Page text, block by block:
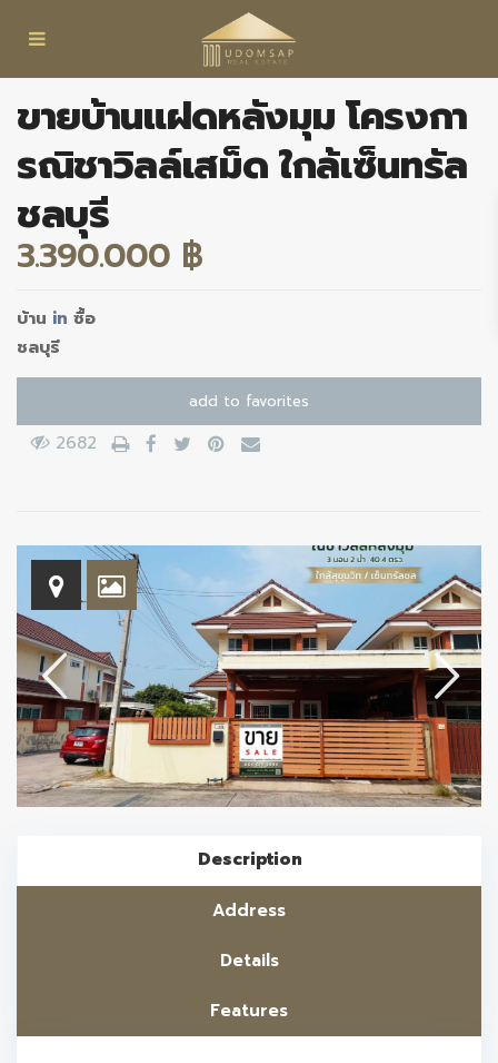
ขายบ้านแฝดหลังมุม โครงกา
รณิชาวิลล์เสม็ด ใกล้เซ็นทรัล
ชลบุรี
3.390.000 ฿
บ้าน in ซื้อ
ชลบุรี
add to favorites
2682
Description
Address
Details
Features